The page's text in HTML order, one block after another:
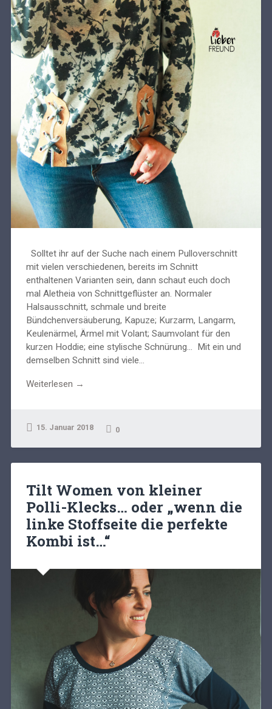
Solltet ihr auf der Suche nach einem Pulloverschnitt
mit vielen verschiedenen, bereits im Schnitt
enthaltenen Varianten sein, dann schaut euch doch
mal Aletheia von Schnittgeflüster an. Normaler
Halsausschnitt, schmale und breite
Bündchenversäuberung, Kapuze; Kurzarm, Langarm,
Keulenärmel, Ärmel mit Volant; Saumvolant für den
kurzen Hoddie; eine stylische Schnürung... Mit ein und
demselben Schnitt sind viele...
Weiterlesen →
15. Januar 2018 0
Tilt Women von kleiner
Polli-Klecks… oder „wenn die
linke Stoffseite die perfekte
Kombi ist…“